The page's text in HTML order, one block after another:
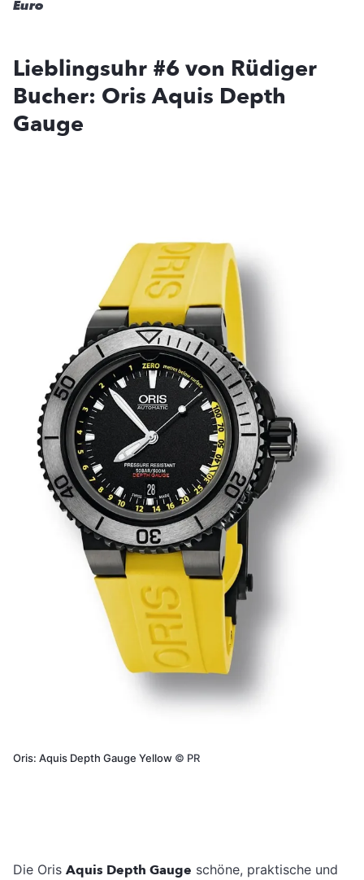
Euro
Lieblingsuhr #6 von Rüdiger
Bucher: Oris Aquis Depth
Gauge
Oris: Aquis Depth Gauge Yellow © PR
Die Oris Aquis Depth Gauge schöne, praktische und